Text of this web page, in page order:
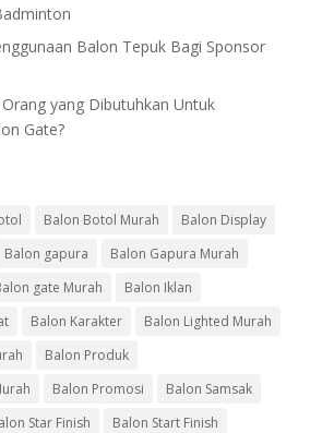
Balon Tepuk Bagi Sponsor
yang Dibutuhkan Untuk
Gate?
Balon Botol Murah
Balon Display
Balon gapura
Balon Gapura Murah
gate Murah
Balon Iklan
Balon Karakter
Balon Lighted Murah
Balon Produk
Balon Promosi
Balon Samsak
Star Finish
Balon Start Finish